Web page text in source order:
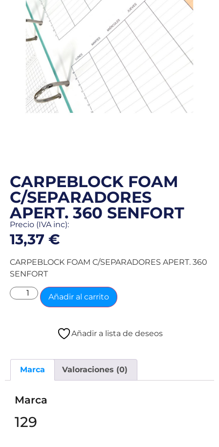
CARPEBLOCK FOAM
C/SEPARADORES
APERT. 360 SENFORT
Precio (IVA inc):
13,37 €
CARPEBLOCK FOAM C/SEPARADORES APERT. 360
SENFORT
Añadir al carrito
Añadir a lista de deseos
Marca Valoraciones (0)
Marca
129